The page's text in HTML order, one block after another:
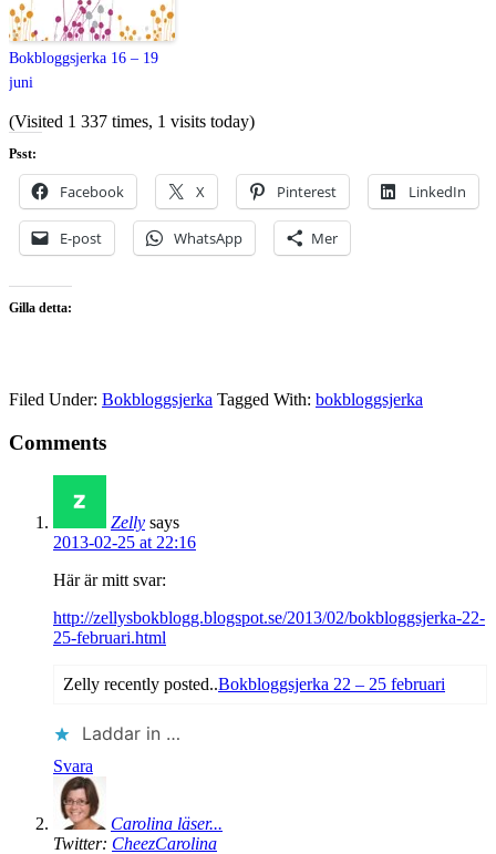
Bokbloggsjerka 16 – 19
juni
(Visited 1 337 times, 1 visits today)
Psst:
Facebook X Pinterest LinkedIn
E-post WhatsApp Mer
Gilla detta:
Filed Under: Bokbloggsjerka Tagged With: bokbloggsjerka
Comments
Zelly says
2013-02-25 at 22:16
Här är mitt svar:
http://zellysbokblogg.blogspot.se/2013/02/bokbloggsjerka-22-
25-februari.html
Zelly recently posted..Bokbloggsjerka 22 – 25 februari
Laddar in …
Svara
Carolina läser...
Twitter: CheezCarolina